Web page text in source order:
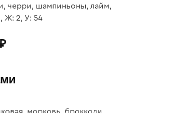
черри, шампиньоны, лайм,
Ж: 2, У: 54